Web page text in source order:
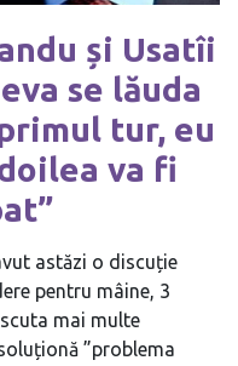
și Usatîi
se lăuda
tur, eu
va fi
astăzi o discuție
pentru mâine, 3
mai multe
”problema